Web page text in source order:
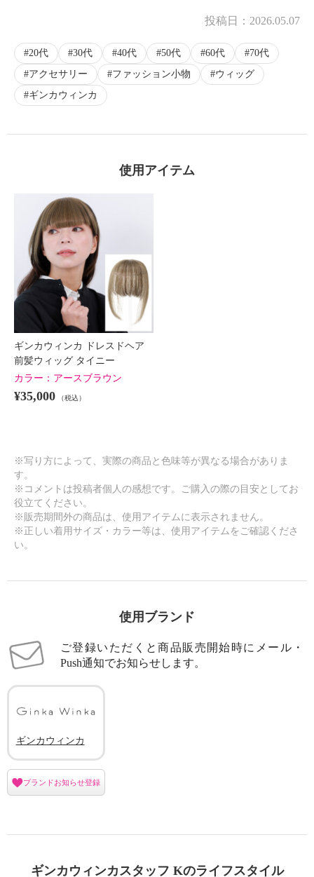
投稿日： 2026.05.07
20代 30代 40代 50代 60代
70代
アクセサリー
ファッション小物
ウィッグ
ギンカウィンカ
使用アイテム
ギンカウィンカ ドレスドヘア
前髪ウィッグ タイニー
カラー： アースブラウン
¥35,000 （税込）
※写り方によって、実際の商品と色味等が異なる場合がありま
す。
※コメントは投稿者個人の感想です。ご購入の際の目安としてお
役立てください。
※販売期間外の商品は、使用アイテムに表示されません。
※正しい着用サイズ・カラー等は、使用アイテムをご確認くださ
い。
使用ブランド
ご登録いただくと商品販売開始時にメール・
Push通知でお知らせします。
ギンカウィンカ
ブランドお知らせ登録
ギンカウィンカスタッフ Kのライフスタイル